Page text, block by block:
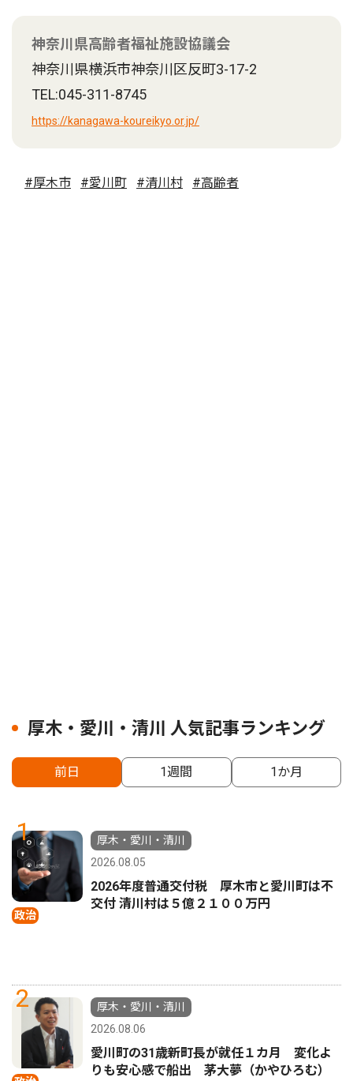
神奈川県高齢者福祉施設協議会
神奈川県横浜市神奈川区反町3-17-2
TEL:045-311-8745
https://kanagawa-koureikyo.or.jp/
#厚木市 #愛川町 #清川村 #高齢者
厚木・愛川・清川 人気記事ランキング
前日 1週間 1か月
1
政治
厚木・愛川・清川
2026.08.05
2026年度普通交付税 厚木市と愛川町は不
交付 清川村は５億２１００万円
2
厚木・愛川・清川
2026.08.06
愛川町の31歳新町長が就任１カ月 変化よ
りも安心感で船出 茅大夢（かやひろむ）